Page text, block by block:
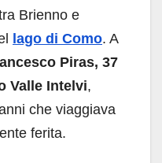
Brienno e
lago di Como. A
Piras, 37
Valle Intelvi,
che viaggiava
ferita.